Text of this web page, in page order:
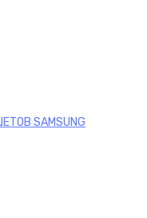
SAMSUNG